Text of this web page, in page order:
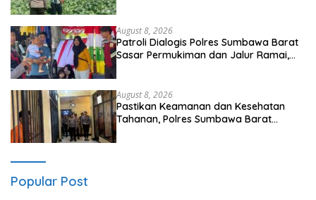
August 8, 2026
Patroli Dialogis Polres Sumbawa Barat
Sasar Permukiman dan Jalur Ramai,
August 8, 2026
Pastikan Keamanan dan Kesehatan
Tahanan, Polres Sumbawa Barat
Popular Post